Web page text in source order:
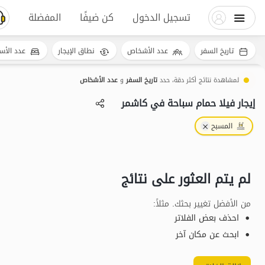
تسجيل الدخول كن ضيفًا المفضلة
لمشاهدة نتائج أكثر دقة، حددتاريخ السفروعدد الأشخاص
إيجار فيلا حمام سباحة في کاشمر
المسبح
لم يتم العثور على نتائج
من الأفضل تغيير بحثك. مثلاً:
احذف بعض الفلاتر
ابحث عن مكان آخر
تاريخ السفر عدد الأشخاص نطاق الإيجار عدد